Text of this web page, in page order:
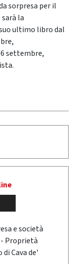
sorpresa per il
la
ultimo libro dal
settembre,
e società
Proprietà
Cava de'